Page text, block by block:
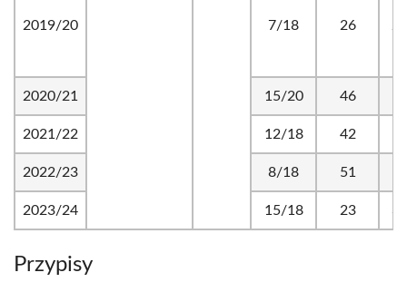
2019/20 7/18 26
2020/21 15/20 46
2021/22 12/18 42
2022/23 8/18 51
2023/24 15/18 23
Przypisy